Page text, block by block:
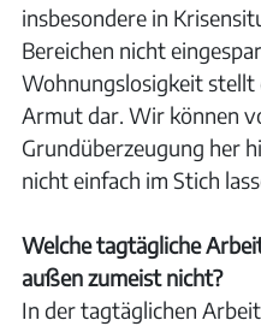
insbesondere in
Bereichen nicht
Wohnungslosigkeit
Armut dar. Wir können
Grundüberzeugung her
nicht einfach im Stich
Welche tagtägliche
außen zumeist nicht?
In der tagtäglichen